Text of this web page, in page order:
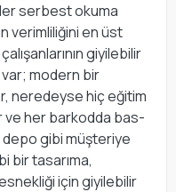
serbest okuma
verimliliğini en üst
giyilebilir
modern bir
neredeyse hiç eğitim
ve her barkodda bas-
depo gibi müşteriye
bir tasarıma,
için giyilebilir